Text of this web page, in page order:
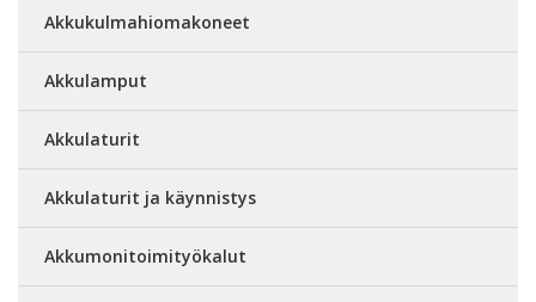
Akkukulmahiomakoneet
Akkulamput
Akkulaturit
Akkulaturit ja käynnistys
Akkumonitoimityökalut